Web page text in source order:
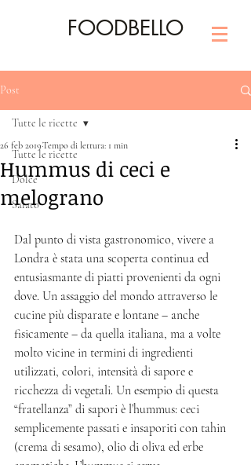
FOODBELLO
Post
Tutte le ricette
Dolce
Salato
Tutte le ricette
Hummus di ceci e
melograno
26 feb 2019Tempo di lettura: 1 min
Dal punto di vista gastronomico, vivere a
Londra è stata una scoperta continua ed
entusiasmante di piatti provenienti da ogni
dove. Un assaggio del mondo attraverso le
cucine più disparate e lontane – anche
fisicamente – da quella italiana, ma a volte
molto vicine in termini di ingredienti
utilizzati, colori, intensità di sapore e
ricchezza di vegetali. Un esempio di questa
“fratellanza” di sapori è l’hummus: ceci
semplicemente passati e insaporiti con tahin
(crema di sesamo), olio di oliva ed erbe